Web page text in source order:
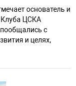
основатель и
Клуба ЦСКА
с
и целях,